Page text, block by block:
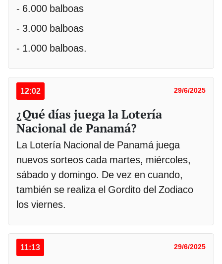
- 6.000 balboas
- 3.000 balboas
- 1.000 balboas.
12:02 29/6/2025
¿Qué días juega la Lotería
Nacional de Panamá?
La Lotería Nacional de Panamá juega
nuevos sorteos cada martes, miércoles,
sábado y domingo. De vez en cuando,
también se realiza el Gordito del Zodiaco
los viernes.
11:13 29/6/2025